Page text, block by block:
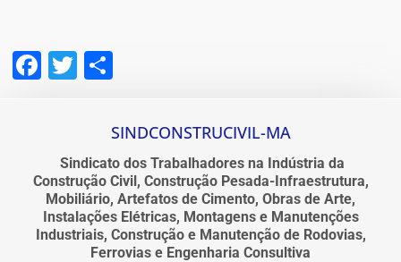
Facebook
Twitter
SINDCONSTRUCIVIL-MA
Sindicato dos Trabalhadores na Indústria da
Construção Civil, Construção Pesada-Infraestrutura,
Mobiliário, Artefatos de Cimento, Obras de Arte,
Instalações Elétricas, Montagens e Manutenções
Industriais, Construção e Manutenção de Rodovias,
Ferrovias e Engenharia Consultiva